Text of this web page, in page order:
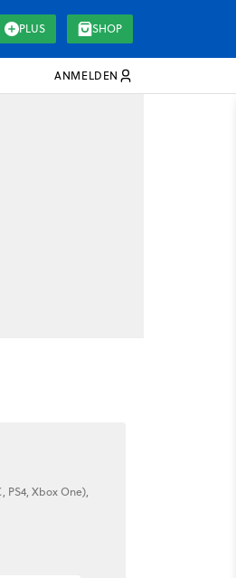
PLUS SHOP
ANMELDEN
PS4, Xbox One),